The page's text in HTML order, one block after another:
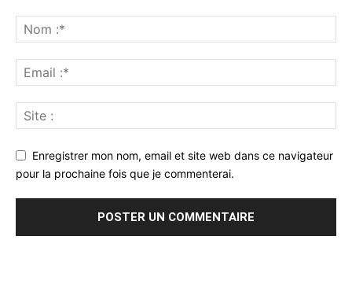
Enregistrer mon nom, email et site web dans ce navigateur
pour la prochaine fois que je commenterai.